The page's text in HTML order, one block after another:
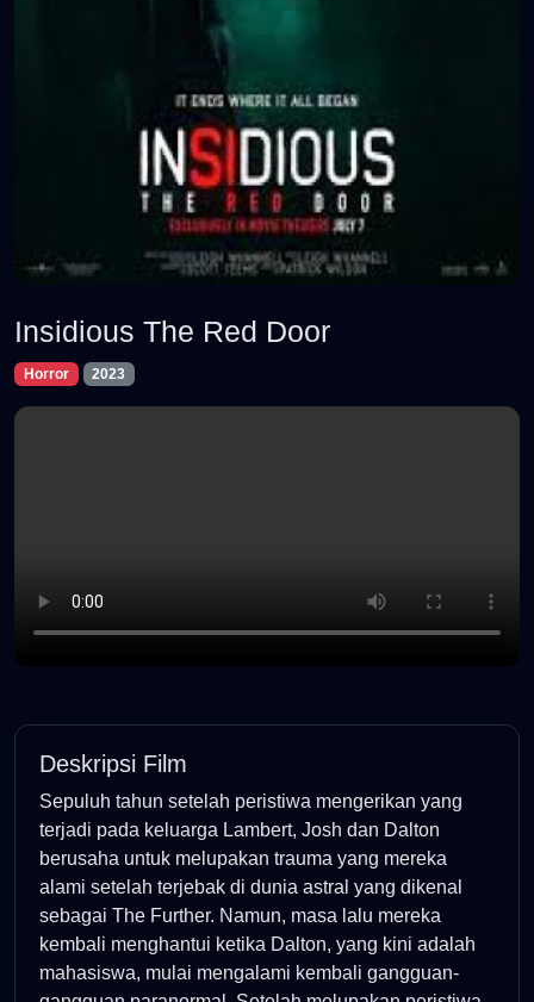
Insidious The Red Door
Horror 2023
Deskripsi Film
Sepuluh tahun setelah peristiwa mengerikan yang
terjadi pada keluarga Lambert, Josh dan Dalton
berusaha untuk melupakan trauma yang mereka
alami setelah terjebak di dunia astral yang dikenal
sebagai The Further. Namun, masa lalu mereka
kembali menghantui ketika Dalton, yang kini adalah
mahasiswa, mulai mengalami kembali gangguan-